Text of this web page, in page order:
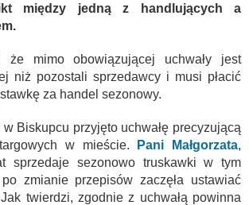
między jedną z handlujących a
że mimo obowiązującej uchwały jest
niż pozostali sprzedawcy i musi płacić
za handel sezonowy.
Biskupcu przyjęto uchwałę precyzującą
w mieście.
Pani Małgorzata,
sprzedaje sezonowo truskawki w tym
zmianie przepisów zaczęła ustawiać
twierdzi, zgodnie z uchwałą powinna